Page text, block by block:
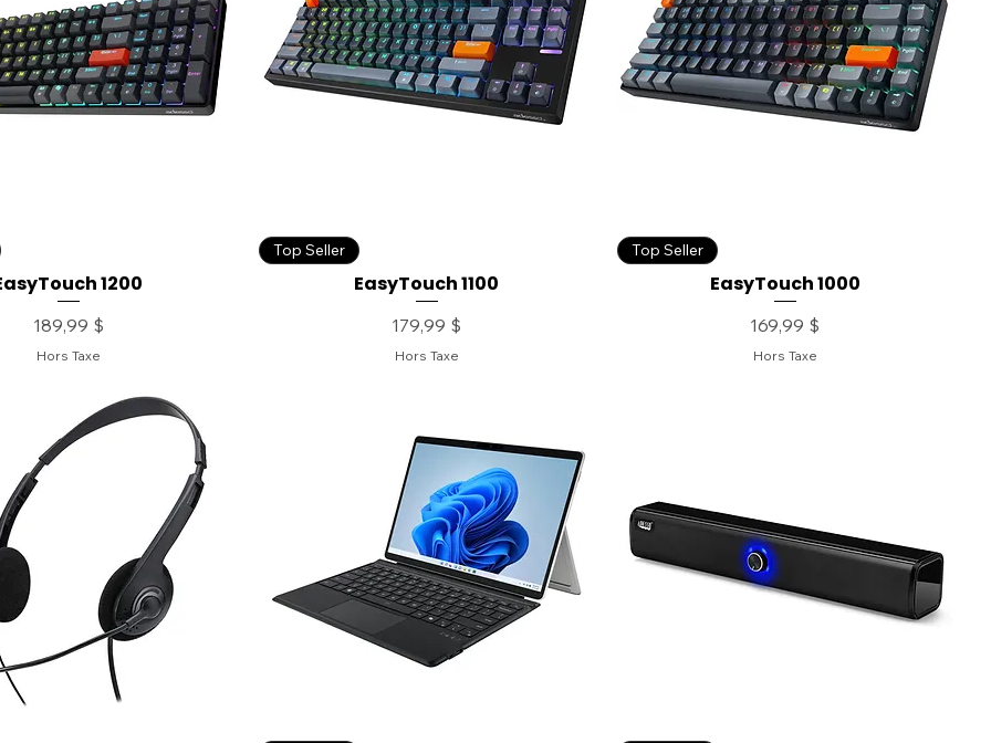
1200
Prix
189,99 $
Hors Taxe
Top Seller
EasyTouch 1100
Prix
179,99 $
Hors Taxe
Top Seller
EasyTouch 1000
Prix
169,99 $
Hors Taxe